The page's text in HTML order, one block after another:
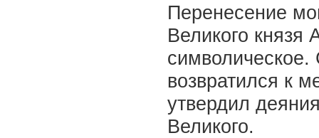
Перенесение
Великого князя
символическое.
возвратился к
утвердил
Великого.